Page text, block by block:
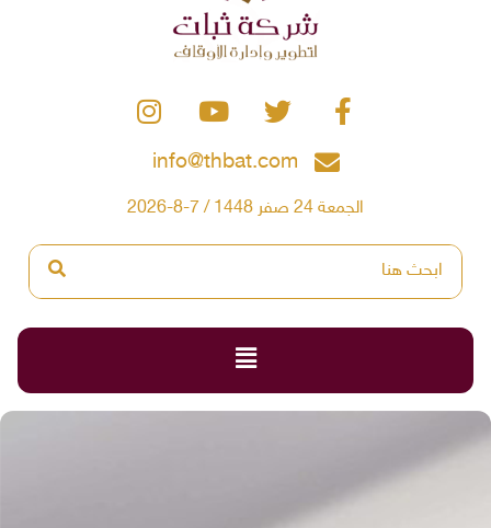
info@thbat.com
الجمعة 24 صفر 1448 / 7-8-2026